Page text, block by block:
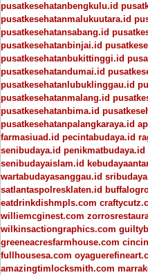
pusatkesehatanbengkulu.id
pusatkesehatanmalukuutara.id
pusatkesehatansabang.id
pusatkesehatanbinjai.id
pusatkesehatanbukittinggi.id
pusatkesehatandumai.id
pusatkesehatanlubuklinggau.id
pusatkesehatanmalang.id
pusatkesehatanbima.id
pusatkesehatanpalangkaraya.id
farmasiuad.id pecintabudaya.id
senibudaya.id penikmatbudaya.id
senibudayaislam.id
wartabudayasanggau.id
satlantaspolresklaten.id
eatdrinkdishmpls.com
williemcginest.com
wilkinsactiongraphics.com
greeneacresfarmhouse.com
fullhousesa.com
amazingtimlocksmith.com